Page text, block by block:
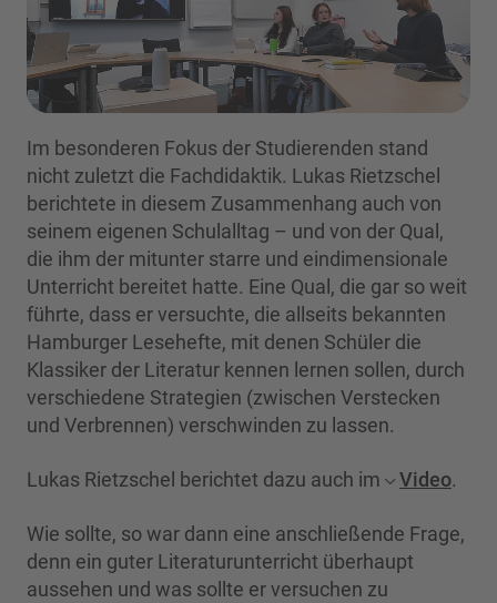
Im besonderen Fokus der Studierenden stand
nicht zuletzt die Fachdidaktik. Lukas Rietzschel
berichtete in diesem Zusammenhang auch von
seinem eigenen Schulalltag – und von der Qual,
die ihm der mitunter starre und eindimensionale
Unterricht bereitet hatte. Eine Qual, die gar so weit
führte, dass er versuchte, die allseits bekannten
Hamburger Lesehefte, mit denen Schüler die
Klassiker der Literatur kennen lernen sollen, durch
verschiedene Strategien (zwischen Verstecken
und Verbrennen) verschwinden zu lassen.
Lukas Rietzschel berichtet dazu auch im Video.
Wie sollte, so war dann eine anschließende Frage,
denn ein guter Literaturunterricht überhaupt
aussehen und was sollte er versuchen zu